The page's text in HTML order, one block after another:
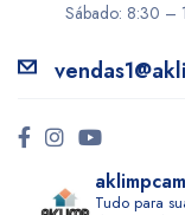
Sábado: 8:30 –
Tudo para